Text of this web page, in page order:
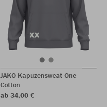
JAKO Kapuzensweat One
Cotton
ab 34,00 €